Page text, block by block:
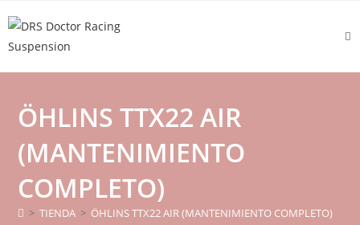
al
contenido
ÖHLINS TTX22 AIR
(MANTENIMIENTO
COMPLETO)
> TIENDA > ÖHLINS TTX22 AIR (MANTENIMIENTO COMPLETO)